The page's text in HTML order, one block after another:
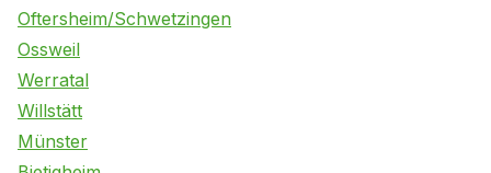
Oftersheim/Schwetzingen
Ossweil
Werratal
Willstätt
Münster